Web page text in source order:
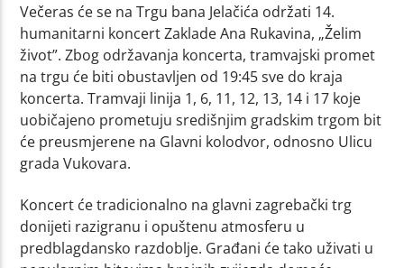
Večeras će se na Trgu bana Jelačića održati 14.
humanitarni koncert Zaklade Ana Rukavina, „Želim
život”. Zbog održavanja koncerta, tramvajski promet
na trgu će biti obustavljen od 19:45 sve do kraja
koncerta. Tramvaji linija 1, 6, 11, 12, 13, 14 i 17 koje
uobičajeno prometuju središnjim gradskim trgom bit
će preusmjerene na Glavni kolodvor, odnosno Ulicu
grada Vukovara.
Koncert će tradicionalno na glavni zagrebački trg
donijeti razigranu i opuštenu atmosferu u
predblagdansko razdoblje. Građani će tako uživati u